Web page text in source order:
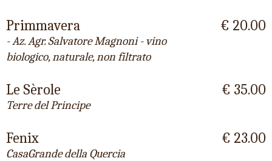
Primmavera
- Az. Agr. Salvatore Magnoni - vino
biologico, naturale, non filtrato
€ 20.00
Le Sèrole
Terre del Principe
€ 35.00
Fenix
CasaGrande della Quercia
€ 23.00